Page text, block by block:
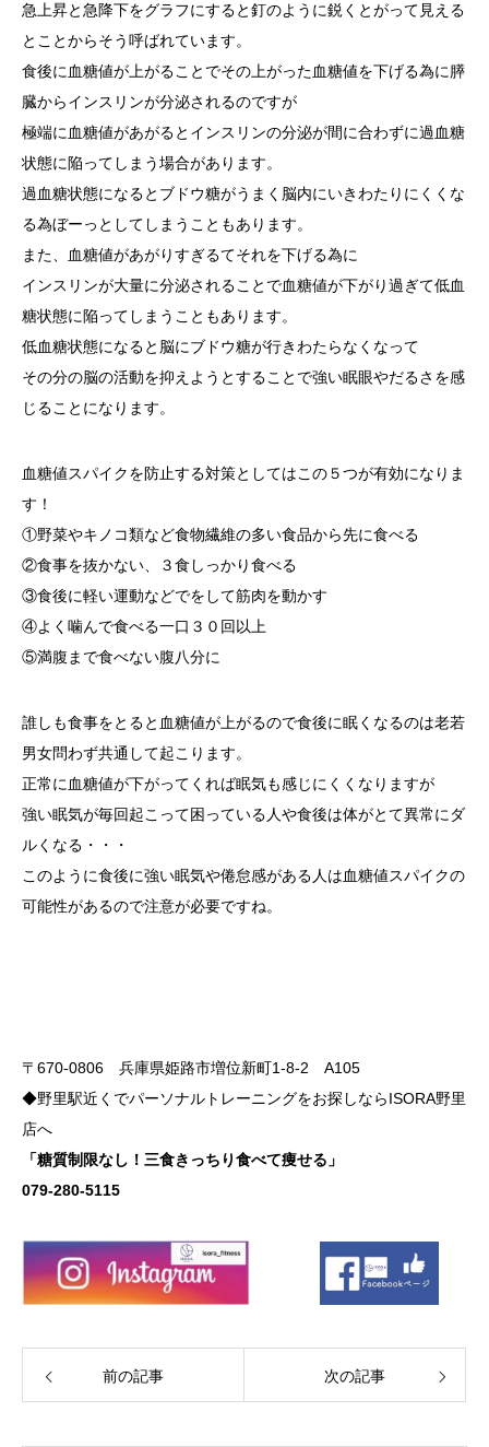
急上昇と急降下をグラフにすると釘のように鋭くとがって見える
とことからそう呼ばれています。
食後に血糖値が上がることでその上がった血糖値を下げる為に膵
臓からインスリンが分泌されるのですが
極端に血糖値があがるとインスリンの分泌が間に合わずに過血糖
状態に陥ってしまう場合があります。
過血糖状態になるとブドウ糖がうまく脳内にいきわたりにくくな
る為ぼーっとしてしまうこともあります。
また、血糖値があがりすぎるてそれを下げる為に
インスリンが大量に分泌されることで血糖値が下がり過ぎて低血
糖状態に陥ってしまうこともあります。
低血糖状態になると脳にブドウ糖が行きわたらなくなって
その分の脳の活動を抑えようとすることで強い眠眼やだるさを感
じることになります。
血糖値スパイクを防止する対策としてはこの５つが有効になりま
す！
①野菜やキノコ類など食物繊維の多い食品から先に食べる
②食事を抜かない、３食しっかり食べる
③食後に軽い運動などでをして筋肉を動かす
④よく噛んで食べる一口３０回以上
⑤満腹まで食べない腹八分に
誰しも食事をとると血糖値が上がるので食後に眠くなるのは老若
男女問わず共通して起こります。
正常に血糖値が下がってくれば眠気も感じにくくなりますが
強い眠気が毎回起こって困っている人や食後は体がとて異常にダ
ルくなる・・・
このように食後に強い眠気や倦怠感がある人は血糖値スパイクの
可能性があるので注意が必要ですね。
〒670-0806 兵庫県姫路市増位新町1-8-2 A105
◆野里駅近くでパーソナルトレーニングをお探しならISORA野里
店へ
「糖質制限なし！三食きっちり食べて痩せる」
079-280-5115
前の記事 次の記事